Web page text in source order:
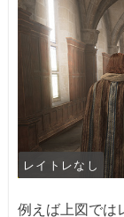
レイトレなし
例えば上図では